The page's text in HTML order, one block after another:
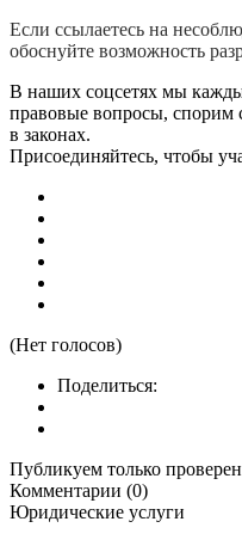
Если ссылаетесь на
обоснуйте возможность
В наших соцсетях мы
правовые вопросы, спорим
в законах.
Присоединяйтесь, чтобы
(Нет голосов)
Поделиться:
Публикуем только
Комментарии (0)
Юридические услуги